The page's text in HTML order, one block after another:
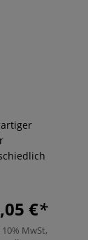
€
MwSt,